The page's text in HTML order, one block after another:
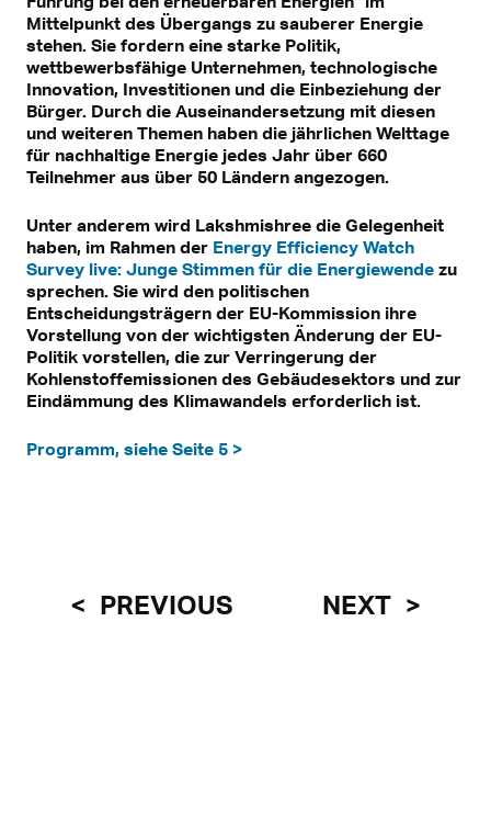
Mittelpunkt des Übergangs zu sauberer Energie
stehen. Sie fordern eine starke Politik,
wettbewerbsfähige Unternehmen, technologische
Innovation, Investitionen und die Einbeziehung der
Bürger. Durch die Auseinandersetzung mit diesen
und weiteren Themen haben die jährlichen Welttage
für nachhaltige Energie jedes Jahr über 660
Teilnehmer aus über 50 Ländern angezogen.
Unter anderem wird Lakshmishree die Gelegenheit
haben, im Rahmen der Energy Efficiency Watch
Survey live: Junge Stimmen für die Energiewende zu
sprechen. Sie wird den politischen
Entscheidungsträgern der EU-Kommission ihre
Vorstellung von der wichtigsten Änderung der EU-
Politik vorstellen, die zur Verringerung der
Kohlenstoffemissionen des Gebäudesektors und zur
Eindämmung des Klimawandels erforderlich ist.
Programm, siehe Seite 5 >
PREVIOUS NEXT